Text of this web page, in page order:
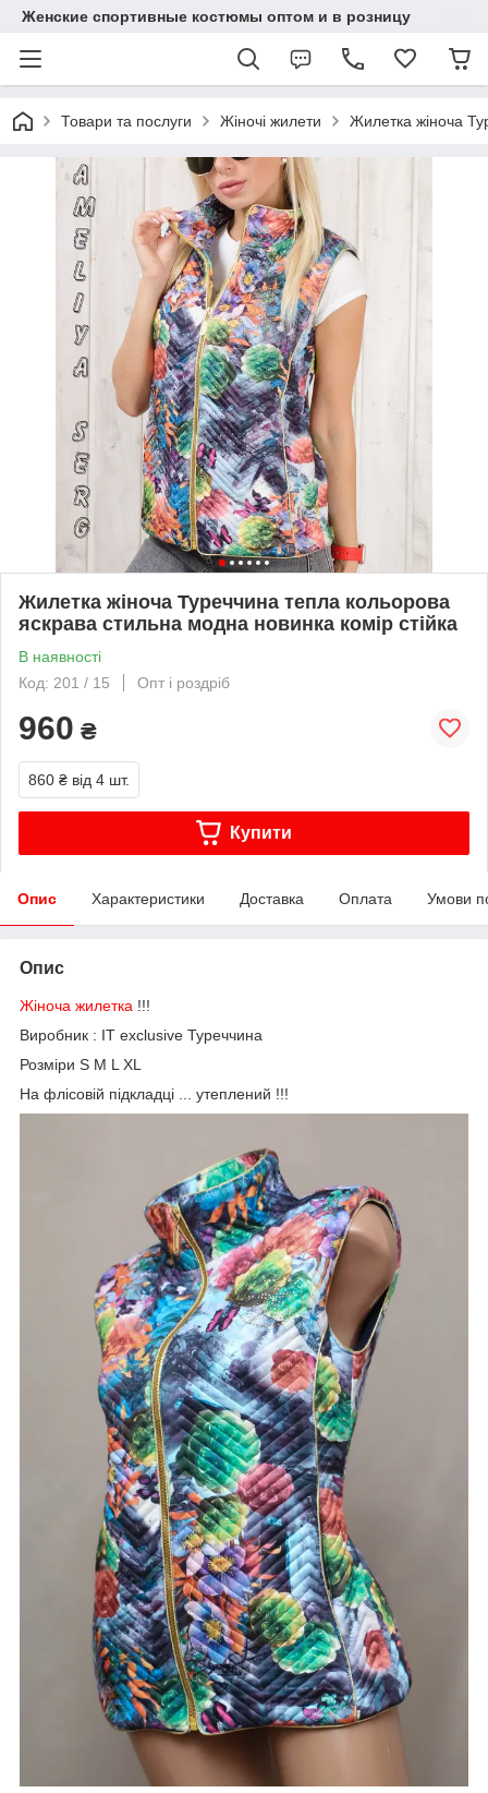
Женские спортивные костюмы оптом и в розницу
Товари та послуги Жіночі жилети Жилетка жіноча
Жилетка жіноча Туреччина тепла кольорова
яскрава стильна модна новинка комір стійка
В наявності
Код: 201 / 15
Опт і роздріб
960 ₴
860 ₴ від 4 шт.
Купити
Опис Характеристики Доставка Оплата Умови
Опис
Жіноча жилетка !!!
Виробник : IT exclusive Туреччина
Розміри S M L XL
На флісовій підкладці ... утеплений !!!